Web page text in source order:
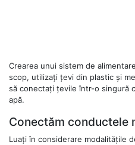
Crearea unui sistem de
scop, utilizați țevi din plastic și
să conectați țevile într-o singură
apă.
Conectăm conductele
Luați în considerare modalitățile